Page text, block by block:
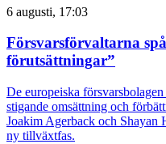
6 augusti, 17:03
Försvarsförvaltarna
förutsättningar”
De europeiska
stigande omsättning och
Joakim Agerback och Shayan
ny tillväxtfas.